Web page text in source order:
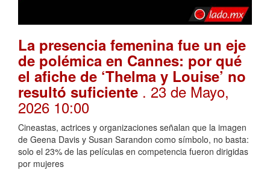
La presencia femenina fue un eje
de polémica en Cannes: por qué
el afiche de ‘Thelma y Louise’ no
resultó suficiente . 23 de Mayo,
2026 10:00
Cineastas, actrices y organizaciones señalan que la imagen
de Geena Davis y Susan Sarandon como símbolo, no basta:
solo el 23% de las películas en competencia fueron dirigidas
por mujeres